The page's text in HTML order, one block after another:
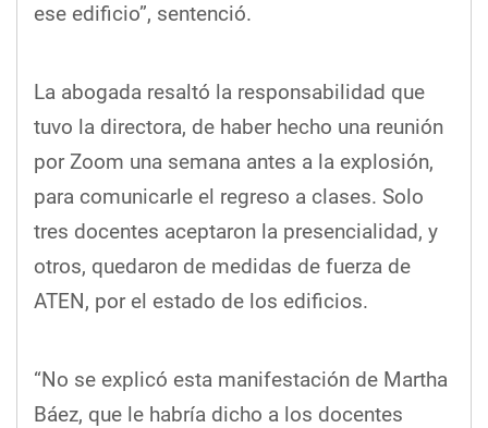
ese edificio”, sentenció.
La abogada resaltó la responsabilidad que
tuvo la directora, de haber hecho una reunión
por Zoom una semana antes a la explosión,
para comunicarle el regreso a clases. Solo
tres docentes aceptaron la presencialidad, y
otros, quedaron de medidas de fuerza de
ATEN, por el estado de los edificios.
“No se explicó esta manifestación de Martha
Báez, que le habría dicho a los docentes